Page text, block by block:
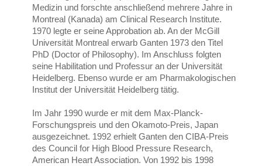
Medizin und forschte anschließend mehrere Jahre in
Montreal (Kanada) am Clinical Research Institute.
1970 legte er seine Approbation ab. An der McGill
Universität Montreal erwarb Ganten 1973 den Titel
PhD (Doctor of Philosophy). Im Anschluss folgten
seine Habilitation und Professur an der Universität
Heidelberg. Ebenso wurde er am Pharmakologischen
Institut der Universität Heidelberg tätig.
Im Jahr 1990 wurde er mit dem Max-Planck-
Forschungspreis und den Okamoto-Preis, Japan
ausgezeichnet. 1992 erhielt Ganten den CIBA-Preis
des Council for High Blood Pressure Research,
American Heart Association. Von 1992 bis 1998